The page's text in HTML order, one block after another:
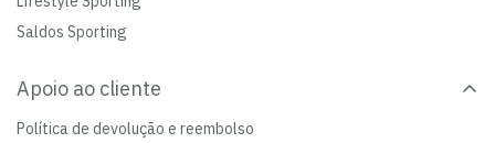
Saldos Sporting
Apoio ao cliente
Política de devolução e reembolso